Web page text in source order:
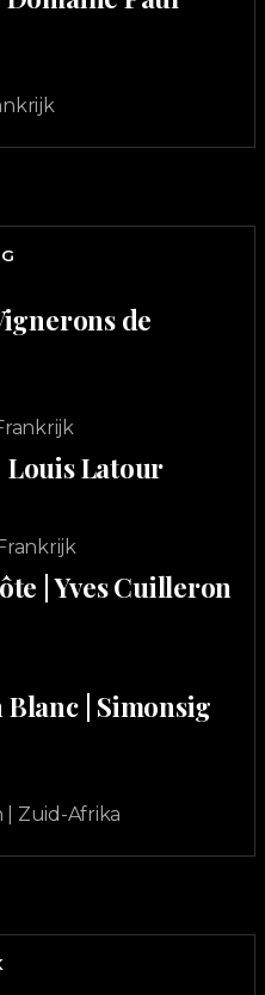
de
Louis Latour
| Yves Cuilleron
| Simonsig
| Zuid-Afrika